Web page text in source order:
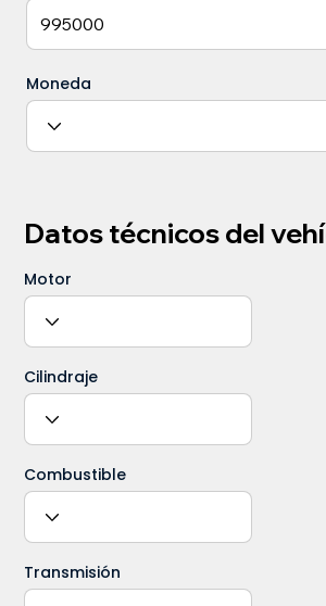
Moneda
Datos técnicos del
Motor
Cilindraje
Combustible
Transmisión